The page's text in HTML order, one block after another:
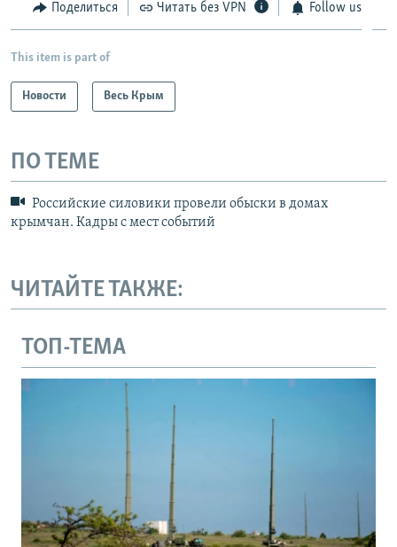
Поделиться Читать без VPN Follow us
This item is part of
Новости Весь Крым
ПО ТЕМЕ
Российские силовики провели обыски в домах
крымчан. Кадры с мест событий
ЧИТАЙТЕ ТАКЖЕ:
ТОП-ТЕМА